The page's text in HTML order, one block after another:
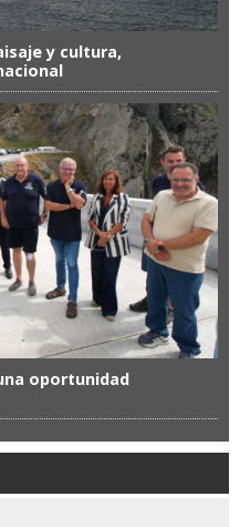
y cultura,
oportunidad